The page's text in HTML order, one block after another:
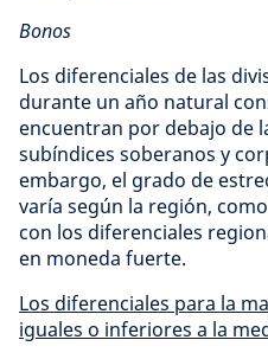
Bonos
Los diferenciales de las
durante un año natural
encuentran por debajo de
subíndices soberanos y
embargo, el grado de
varía según la región,
con los diferenciales
en moneda fuerte.
Los diferenciales para la
iguales o inferiores a la